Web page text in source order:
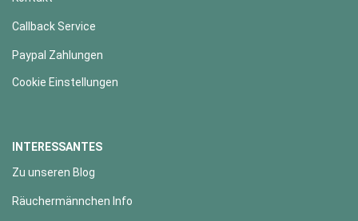
Callback Service
Paypal Zahlungen
Cookie Einstellungen
INTERESSANTES
Zu unseren Blog
Räuchermännchen Info